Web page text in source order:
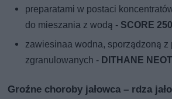
preparatami w postaci
do mieszania z wodą - SCORE
zawiesinaa wodna, sporządzoną z
zgranulowanych - DITHANE
Groźne choroby jałowca – rdza